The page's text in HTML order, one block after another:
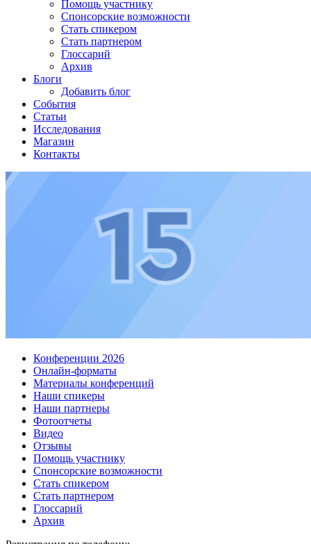
Помощь участнику
Спонсорские возможности
Стать спикером
Стать партнером
Глоссарий
Архив
Блоги
Добавить блог
События
Статьи
Исследования
Магазин
Контакты
Конференции 2026
Онлайн-форматы
Материалы конференций
Наши спикеры
Наши партнеры
Фотоотчеты
Видео
Отзывы
Помощь участнику
Спонсорские возможности
Стать спикером
Стать партнером
Глоссарий
Архив